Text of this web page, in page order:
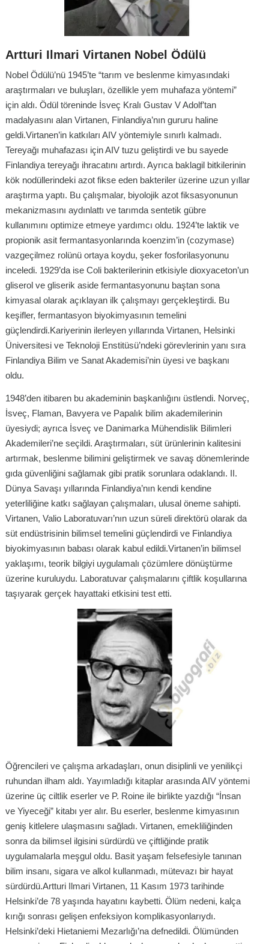
Artturi Ilmari Virtanen Nobel Ödülü
Nobel Ödülü’nü 1945’te “tarım ve beslenme kimyasındaki
araştırmaları ve buluşları, özellikle yem muhafaza yöntemi”
için aldı. Ödül töreninde İsveç Kralı Gustav V Adolf’tan
madalyasını alan Virtanen, Finlandiya’nın gururu haline
geldi.Virtanen’in katkıları AIV yöntemiyle sınırlı kalmadı.
Tereyağı muhafazası için AIV tuzu geliştirdi ve bu sayede
Finlandiya tereyağı ihracatını artırdı. Ayrıca baklagil bitkilerinin
kök nodüllerindeki azot fikse eden bakteriler üzerine uzun yıllar
araştırma yaptı. Bu çalışmalar, biyolojik azot fiksasyonunun
mekanizmasını aydınlattı ve tarımda sentetik gübre
kullanımını optimize etmeye yardımcı oldu. 1924’te laktik ve
propionik asit fermantasyonlarında koenzim’in (cozymase)
vazgeçilmez rolünü ortaya koydu, şeker fosforilasyonunu
inceledi. 1929’da ise Coli bakterilerinin etkisiyle dioxyaceton’un
gliserol ve gliserik aside fermantasyonunu baştan sona
kimyasal olarak açıklayan ilk çalışmayı gerçekleştirdi. Bu
keşifler, fermantasyon biyokimyasının temelini
güçlendirdi.Kariyerinin ilerleyen yıllarında Virtanen, Helsinki
Üniversitesi ve Teknoloji Enstitüsü’ndeki görevlerinin yanı sıra
Finlandiya Bilim ve Sanat Akademisi’nin üyesi ve başkanı
oldu.
1948’den itibaren bu akademinin başkanlığını üstlendi. Norveç,
İsveç, Flaman, Bavyera ve Papalık bilim akademilerinin
üyesiydi; ayrıca İsveç ve Danimarka Mühendislik Bilimleri
Akademileri’ne seçildi. Araştırmaları, süt ürünlerinin kalitesini
artırmak, beslenme bilimini geliştirmek ve savaş dönemlerinde
gıda güvenliğini sağlamak gibi pratik sorunlara odaklandı. II.
Dünya Savaşı yıllarında Finlandiya’nın kendi kendine
yeterliliğine katkı sağlayan çalışmaları, ulusal öneme sahipti.
Virtanen, Valio Laboratuvarı’nın uzun süreli direktörü olarak da
süt endüstrisinin bilimsel temelini güçlendirdi ve Finlandiya
biyokimyasının babası olarak kabul edildi.Virtanen’in bilimsel
yaklaşımı, teorik bilgiyi uygulamalı çözümlere dönüştürme
üzerine kuruluydu. Laboratuvar çalışmalarını çiftlik koşullarına
taşıyarak gerçek hayattaki etkisini test etti.
Öğrencileri ve çalışma arkadaşları, onun disiplinli ve yenilikçi
ruhundan ilham aldı. Yayımladığı kitaplar arasında AIV yöntemi
üzerine üç ciltlik eserler ve P. Roine ile birlikte yazdığı “İnsan
ve Yiyeceği” kitabı yer alır. Bu eserler, beslenme kimyasının
geniş kitlelere ulaşmasını sağladı. Virtanen, emekliliğinden
sonra da bilimsel ilgisini sürdürdü ve çiftliğinde pratik
uygulamalarla meşgul oldu. Basit yaşam felsefesiyle tanınan
bilim insanı, sigara ve alkol kullanmadı, mütevazı bir hayat
sürdürdü.Artturi Ilmari Virtanen, 11 Kasım 1973 tarihinde
Helsinki’de 78 yaşında hayatını kaybetti. Ölüm nedeni, kalça
kırığı sonrası gelişen enfeksiyon komplikasyonlarıydı.
Helsinki’deki Hietaniemi Mezarlığı’na defnedildi. Ölümünden